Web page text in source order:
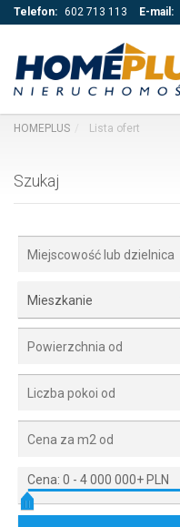
Telefon: 602 713 113 E-mail:
HOMEPLUS Lista ofert
Szukaj
Mieszkanie
Cena: 0 - 4 000 000+ PLN